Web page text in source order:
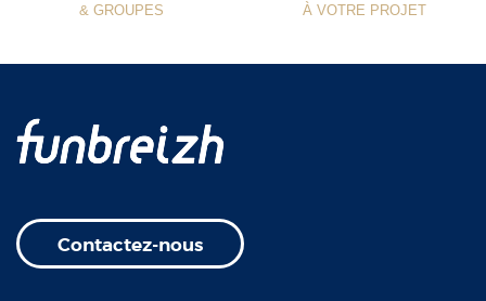
& GROUPES
À VOTRE PROJET
Contactez-nous